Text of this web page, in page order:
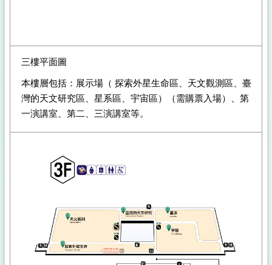
三樓平面圖
本樓層包括：展示場（ 探索外星生命區、天文觀測區、臺
灣的天文研究區、星系區、宇宙區）（需購票入場）、第
一演講室、第二、三演講室等。